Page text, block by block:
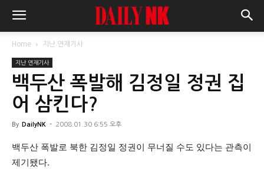
Home 지난 연재기사
지난 연재기사
백두산 폭발해 김정일 정권 집
어 삼킨다?
By DailyNK - 2008.01.30 6:55 오후
백두산 폭발로 북한 김정일 정권이 무너질 수도 있다는 관측이
제기됐다.